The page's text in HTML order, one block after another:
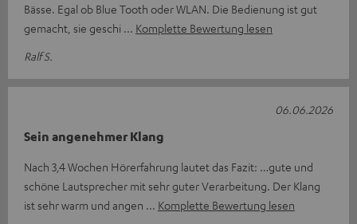
Bässe. Egal ob Blue Tooth oder WLAN. Die Bedienung ist gut
gemacht, sie geschi
Komplette Bewertung lesen
Ralf S.
Sein angenehmer Klang
Nach 3,4 Wochen Hörerfahrung lautet das Fazit: …gute und
schöne Lautsprecher mit sehr guter Verarbeitung. Der Klang
ist sehr warm und angen
Komplette Bewertung lesen
06.06.2026